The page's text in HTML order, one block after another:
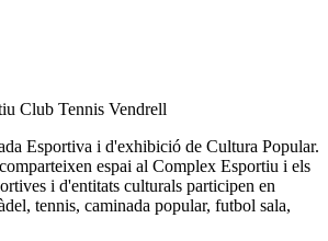
Club Tennis Vendrell
Esportiva i d'exhibició de Cultura Popular.
espai al Complex Esportiu i els
i d'entitats culturals participen en
tennis, caminada popular, futbol sala,